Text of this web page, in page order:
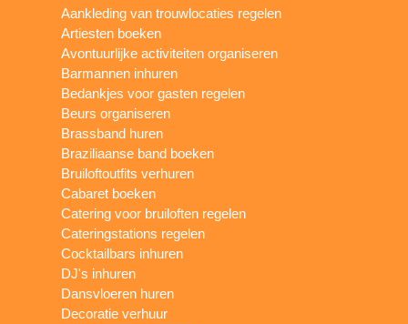
Aankleding van trouwlocaties regelen
Artiesten boeken
Avontuurlijke activiteiten organiseren
Barmannen inhuren
Bedankjes voor gasten regelen
Beurs organiseren
Brassband huren
Braziliaanse band boeken
Bruiloftoutfits verhuren
Cabaret boeken
Catering voor bruiloften regelen
Cateringstations regelen
Cocktailbars inhuren
DJ's inhuren
Dansvloeren huren
Decoratie verhuur